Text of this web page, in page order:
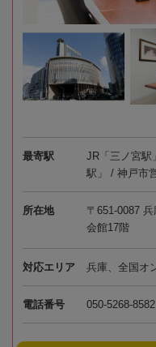
最寄駅
JR「三ノ宮駅
駅」 / 神戸市
所在地
〒651-0087
会館17階
対応エリア 兵庫、全国オ
電話番号 050-5268-8582